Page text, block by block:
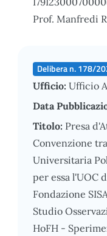
Prof. Manfredi
Delibera n. 178/
Ufficio: Ufficio
Data
Titolo: Presa
Convenzione
Universitaria
per essa l'UOC
Fondazione
Studio
HoFH -